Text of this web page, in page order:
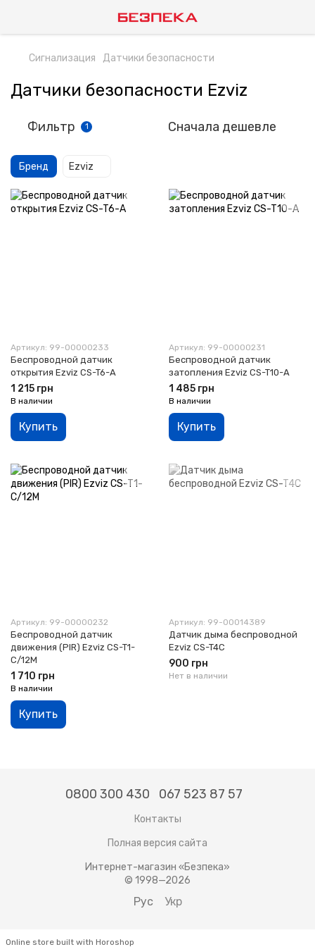
Сигнализация Датчики безопасности
Датчики безопасности Ezviz
Фильтр 1 Сначала дешевле
Бренд Ezviz
Артикул: 99-00000233
Беспроводной датчик
открытия Ezviz CS-T6-A
1 215 грн
В наличии
Купить
Артикул: 99-00000231
Беспроводной датчик
затопления Ezviz CS-T10-A
1 485 грн
В наличии
Купить
Артикул: 99-00000232
Беспроводной датчик
движения (PIR) Ezviz CS-T1-
C/12M
1 710 грн
В наличии
Купить
Артикул: 99-00014389
Датчик дыма беспроводной
Ezviz CS-T4C
900 грн
Нет в наличии
0800 300 430 067 523 87 57
Контакты
Полная версия сайта
Интернет-магазин «Безпека»
© 1998—2026
Рус Укр
Online store built with Horoshop